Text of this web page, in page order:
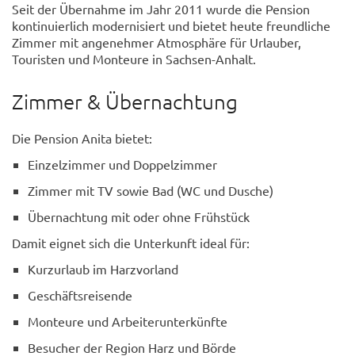
Seit der Übernahme im Jahr 2011 wurde die Pension
kontinuierlich modernisiert und bietet heute freundliche
Zimmer mit angenehmer Atmosphäre für Urlauber,
Touristen und Monteure in Sachsen-Anhalt.
Zimmer & Übernachtung
Die Pension Anita bietet:
Einzelzimmer und Doppelzimmer
Zimmer mit TV sowie Bad (WC und Dusche)
Übernachtung mit oder ohne Frühstück
Damit eignet sich die Unterkunft ideal für:
Kurzurlaub im Harzvorland
Geschäftsreisende
Monteure und Arbeiterunterkünfte
Besucher der Region Harz und Börde